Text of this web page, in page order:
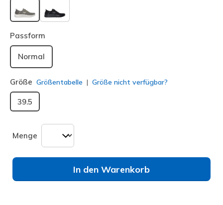
ausgewählt
Passform
Normal
Größe Größentabelle Größe nicht verfügbar?
39.5
Menge
In den Warenkorb